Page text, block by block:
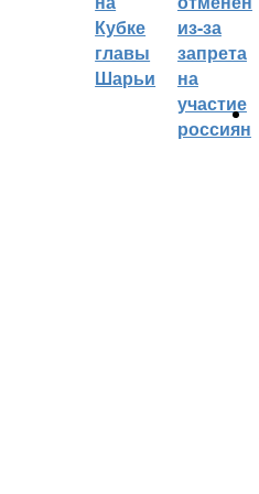
Кубке
главы
Шарьи
из-за
запрета
на
участие
россиян